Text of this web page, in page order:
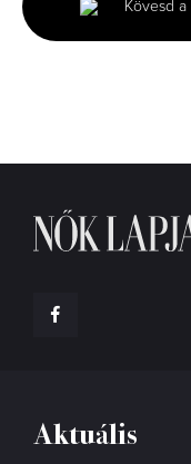
36
seconds
Kövesd a
Aktuális